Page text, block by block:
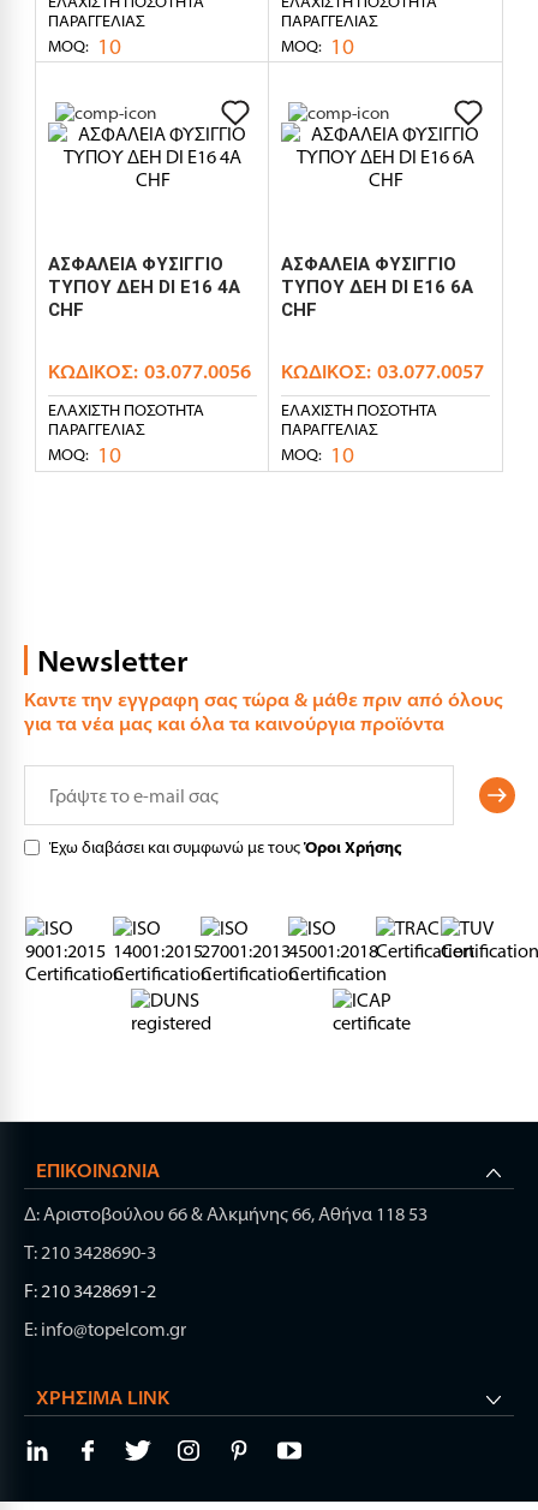
ΠΑΡΑΓΓΕΛΊΑΣ
MOQ: 10
ΠΑΡΑΓΓΕΛΊΑΣ
MOQ: 10
ΑΣΦΑΛΕΙΑ ΦΥΣΙΓΓΙΟ
ΤΥΠΟΥ ΔΕΗ DI E16 4A
CHF
ΚΩΔΙΚΌΣ: 03.077.0056
ΕΛΆΧΙΣΤΗ ΠΟΣΌΤΗΤΑ
ΠΑΡΑΓΓΕΛΊΑΣ
MOQ: 10
ΑΣΦΑΛΕΙΑ ΦΥΣΙΓΓΙΟ
ΤΥΠΟΥ ΔΕΗ DI E16 6A
CHF
ΚΩΔΙΚΌΣ: 03.077.0057
ΕΛΆΧΙΣΤΗ ΠΟΣΌΤΗΤΑ
ΠΑΡΑΓΓΕΛΊΑΣ
MOQ: 10
Newsletter
Καντε την εγγραφη σας τώρα & μάθε πριν από όλους
για τα νέα μας και όλα τα καινούργια προϊόντα
Έχω διαβάσει και συμφωνώ με τουςΌροι Χρήσης
ΕΠΙΚΟΙΝΩΝΊΑ
Δ: Αριστοβούλου 66 & Αλκμήνης 66, Αθήνα 118 53
Τ: 210 3428690-3
F: 210 3428691-2
E: info@topelcom.gr
ΧΡΉΣΙΜΑ LINK